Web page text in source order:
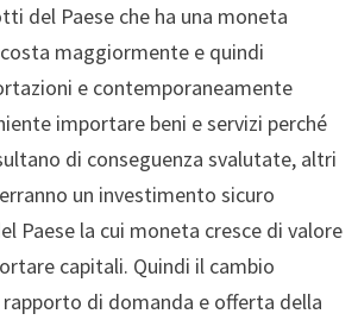
del Paese che ha una moneta
maggiormente e quindi
e contemporaneamente
importare beni e servizi perché
di conseguenza svalutate, altri
un investimento sicuro
Paese la cui moneta cresce di valore
capitali. Quindi il cambio
di domanda e offerta della